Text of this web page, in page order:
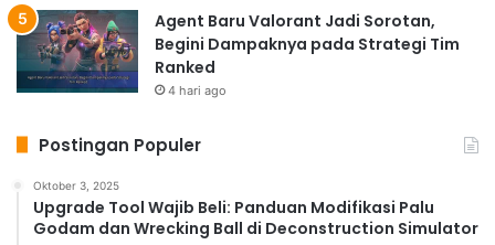
Agent Baru Valorant Jadi Sorotan,
Begini Dampaknya pada Strategi Tim
Ranked
4 hari ago
Postingan Populer
Oktober 3, 2025
Upgrade Tool Wajib Beli: Panduan Modifikasi Palu
Godam dan Wrecking Ball di Deconstruction Simulator